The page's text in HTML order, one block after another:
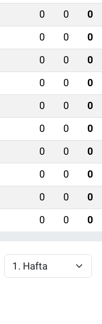
0 0
0
0 0
0
0 0
0
0 0
0
0 0
0
0 0
0
0 0
0
0 0
0
0 0
0
0 0 0